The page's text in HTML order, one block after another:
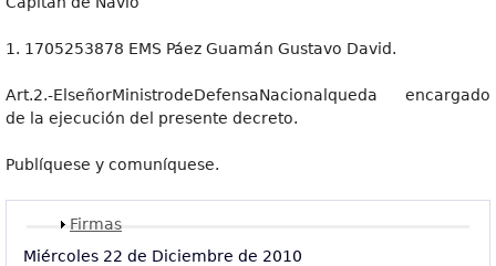
1. 1705253878 EMS Páez Guamán Gustavo David.
Art.2.-ElseñorMinistrodeDefensaNacionalqueda encargado
de la ejecución del presente decreto.
Publíquese y comuníquese.
Mostrar
Firmas
Miércoles 22 de Diciembre de 2010